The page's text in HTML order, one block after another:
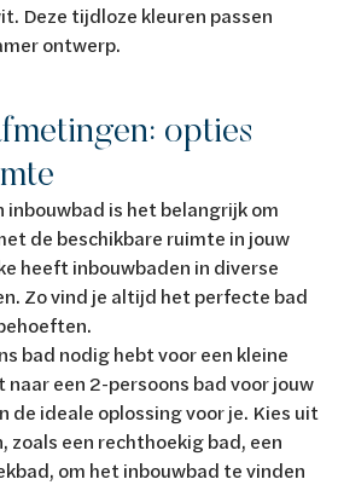
Deze tijdloze kleuren passen
ontwerp.
opties
inbouwbad is het belangrijk om
de beschikbare ruimte in jouw
heeft inbouwbaden in diverse
Zo vind je altijd het perfecte bad
bad nodig hebt voor een kleine
een 2-persoons bad voor jouw
de ideale oplossing voor je. Kies uit
zoals een rechthoekig bad, een
om het inbouwbad te vinden